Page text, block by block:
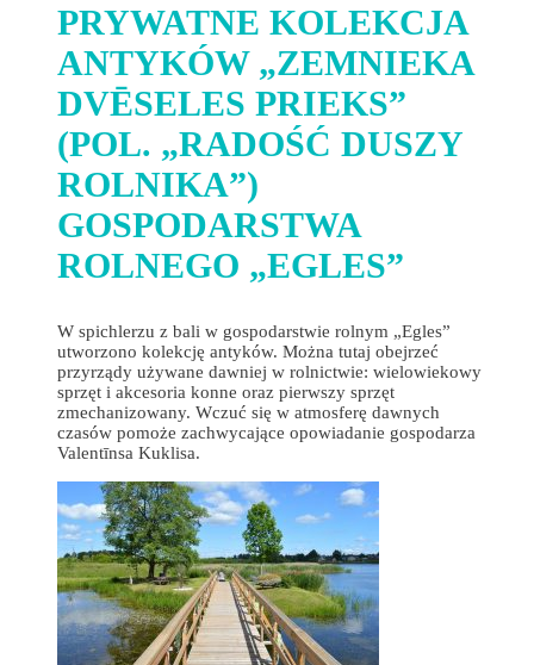
PRYWATNE KOLEKCJA
ANTYKÓW „ZEMNIEKA
DVĒSELES PRIEKS”
(POL. „RADOŚĆ DUSZY
ROLNIKA”)
GOSPODARSTWA
ROLNEGO „EGLES”
W spichlerzu z bali w gospodarstwie rolnym „Egles”
utworzono kolekcję antyków. Można tutaj obejrzeć
przyrządy używane dawniej w rolnictwie: wielowiekowy
sprzęt i akcesoria konne oraz pierwszy sprzęt
zmechanizowany. Wczuć się w atmosferę dawnych
czasów pomoże zachwycające opowiadanie gospodarza
Valentīnsa Kuklisa.